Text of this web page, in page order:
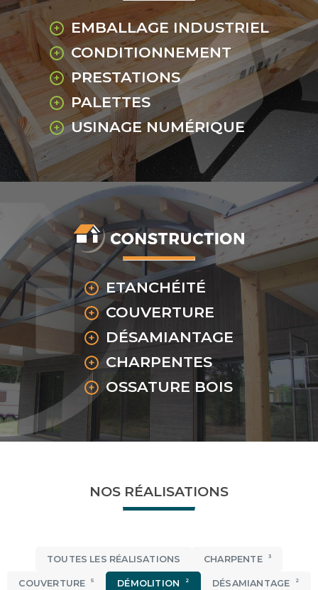
EMBALLAGE INDUSTRIEL
CONDITIONNEMENT
PRESTATIONS
PALETTES
USINAGE NUMÉRIQUE
ETANCHÉITÉ
COUVERTURE
DÉSAMIANTAGE
CHARPENTES
OSSATURE BOIS
NOS RÉALISATIONS
TOUTES LES RÉALISATIONS CHARPENTE 3
COUVERTURE 5 DÉMOLITION 2 DÉSAMIANTAGE 2